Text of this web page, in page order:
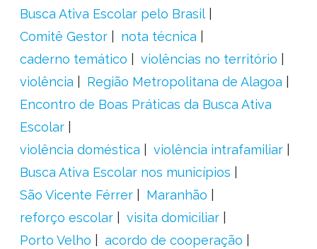
Busca Ativa Escolar pelo Brasil
Comitê Gestor
nota técnica
caderno temático
violências no território
violência
Região Metropolitana de Alagoa
Encontro de Boas Práticas da Busca Ativa
Escolar
violência doméstica
violência intrafamiliar
Busca Ativa Escolar nos municípios
São Vicente Férrer
Maranhão
reforço escolar
visita domiciliar
Porto Velho
acordo de cooperação